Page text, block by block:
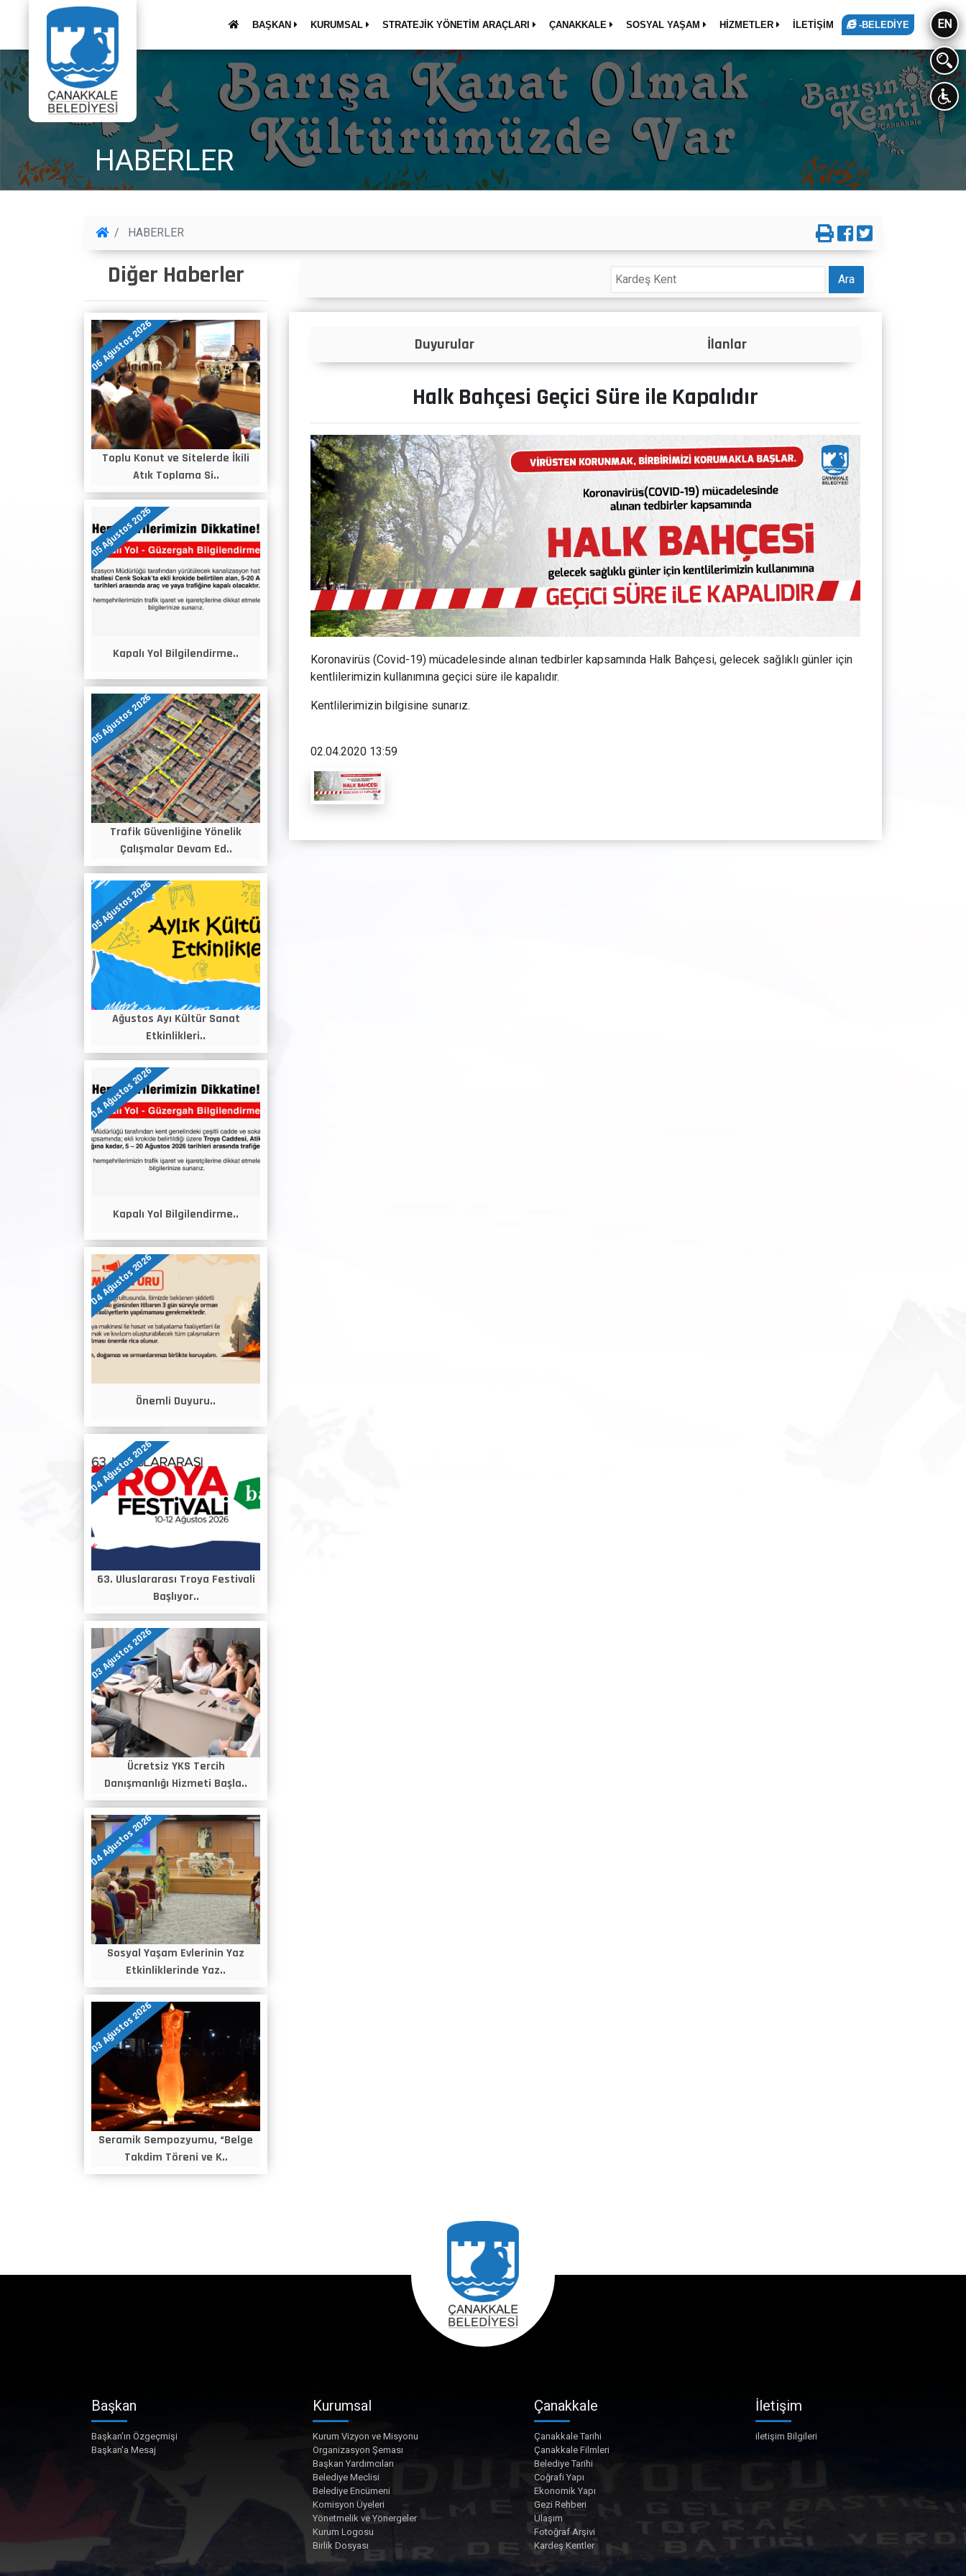
BAŞKAN KURUMSAL STRATEJİK YÖNETİM ARAÇLARI ÇANAKKALE SOSYAL YAŞAM HİZMETLER İLETİŞİM -BELEDİYE EN
HABERLER
HABERLER
Diğer Haberler
06 Ağustos 2026
Toplu Konut ve Sitelerde İkili
Atık Toplama Si..
05 Ağustos 2026
Kapalı Yol Bilgilendirme..
05 Ağustos 2026
Trafik Güvenliğine Yönelik
Çalışmalar Devam Ed..
05 Ağustos 2026
Ağustos Ayı Kültür Sanat
Etkinlikleri..
04 Ağustos 2026
Kapalı Yol Bilgilendirme..
04 Ağustos 2026
Önemli Duyuru..
04 Ağustos 2026
63. Uluslararası Troya Festivali
Başlıyor..
03 Ağustos 2026
Ücretsiz YKS Tercih
Danışmanlığı Hizmeti Başla..
04 Ağustos 2026
Sosyal Yaşam Evlerinin Yaz
Etkinliklerinde Yaz..
03 Ağustos 2026
Seramik Sempozyumu, “Belge
Takdim Töreni ve K..
Ara
Duyurular İlanlar Projeler
Halk Bahçesi Geçici Süre ile Kapalıdır
Koronavirüs (Covid-19) mücadelesinde alınan tedbirler kapsamında Halk Bahçesi, gelecek sağlıklı günler için
kentlilerimizin kullanımına geçici süre ile kapalıdır.
Kentlilerimizin bilgisine sunarız.
02.04.2020 13:59
Başkan
Başkan'ın Özgeçmişi
Başkan'a Mesaj
Kurumsal
Kurum Vizyon ve Misyonu
Organizasyon Şeması
Başkan Yardımcıları
Belediye Meclisi
Belediye Encümeni
Komisyon Üyeleri
Yönetmelik ve Yönergeler
Kurum Logosu
Birlik Dosyası
Çanakkale
Çanakkale Tarihi
Çanakkale Filmleri
Belediye Tarihi
Coğrafi Yapı
Ekonomik Yapı
Gezi Rehberi
Ulaşım
Fotoğraf Arşivi
Kardeş Kentler
İletişim
iletişim Bilgileri